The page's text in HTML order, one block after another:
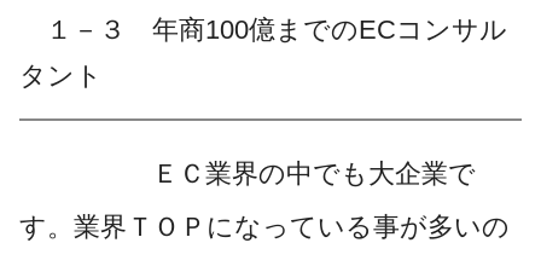
１－３ 年商100億までのECコンサル
タント
ＥＣ業界の中でも大企業で
す。業界ＴＯＰになっている事が多いの